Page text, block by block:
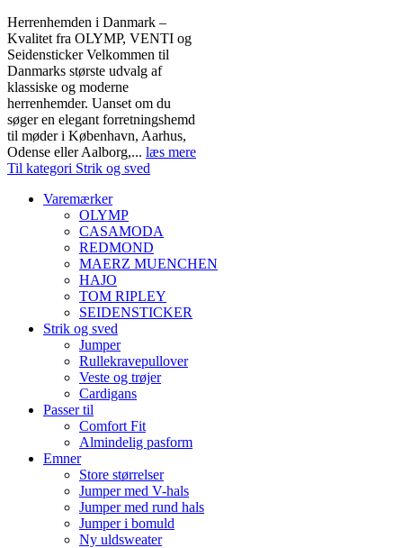
Herrenhemden i Danmark –
Kvalitet fra OLYMP, VENTI og
Seidensticker Velkommen til
Danmarks største udvalg af
klassiske og moderne
herrenhemder. Uanset om du
søger en elegant forretningshemd
til møder i København, Aarhus,
Odense eller Aalborg,... læs mere
Til kategori Strik og sved
Varemærker
OLYMP
CASAMODA
REDMOND
MAERZ MUENCHEN
HAJO
TOM RIPLEY
SEIDENSTICKER
Strik og sved
Jumper
Rullekravepullover
Veste og trøjer
Cardigans
Passer til
Comfort Fit
Almindelig pasform
Emner
Store størrelser
Jumper med V-hals
Jumper med rund hals
Jumper i bomuld
Ny uldsweater